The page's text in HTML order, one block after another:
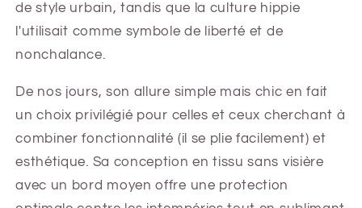
de style urbain, tandis que la culture hippie
l'utilisait comme symbole de liberté et de
nonchalance.
De nos jours, son allure simple mais chic en fait
un choix privilégié pour celles et ceux cherchant à
combiner fonctionnalité (il se plie facilement) et
esthétique. Sa conception en tissu sans visière
avec un bord moyen offre une protection